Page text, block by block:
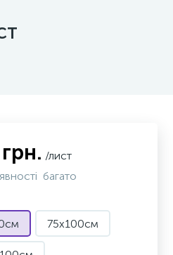
/лист
багато
75х100см